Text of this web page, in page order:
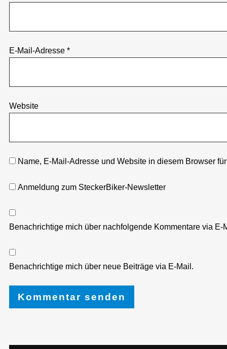
E-Mail-Adresse *
Website
Name, E-Mail-Adresse und Website in diesem Browser
Anmeldung zum SteckerBiker-Newsletter
Benachrichtige mich über nachfolgende Kommentare via E-
Benachrichtige mich über neue Beiträge via E-Mail.